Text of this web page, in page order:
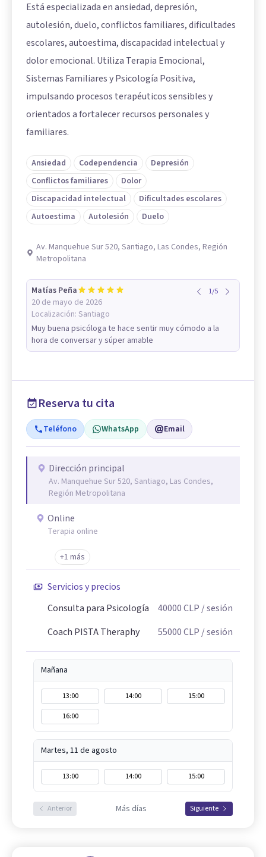
Está especializada en ansiedad, depresión,
autolesión, duelo, conflictos familiares, dificultades
escolares, autoestima, discapacidad intelectual y
dolor emocional. Utiliza Terapia Emocional,
Sistemas Familiares y Psicología Positiva,
impulsando procesos terapéuticos sensibles y
orientados a fortalecer recursos personales y
familiares.
Ansiedad Codependencia
Depresión
Conflictos familiares
Dolor
Discapacidad intelectual
Dificultades escolares
Autoestima
Autolesión Duelo
Av. Manquehue Sur 520, Santiago, Las Condes, Región
Metropolitana
Matías Peña
20 de mayo de 2026
Localización: Santiago
1/5
Muy buena psicóloga te hace sentir muy cómodo a la
hora de conversar y súper amable
Reserva tu cita
Teléfono WhatsApp Email
Dirección principal
Av. Manquehue Sur 520, Santiago, Las Condes,
Región Metropolitana
Online
Terapia online
+1 más
Servicios y precios
Consulta para Psicología
40000CLP / sesión
Coach PISTA Theraphy
55000CLP / sesión
Mañana
13:00 14:00
15:00
16:00
Martes, 11 de agosto
13:00 14:00 15:00
Anterior Más días Siguiente